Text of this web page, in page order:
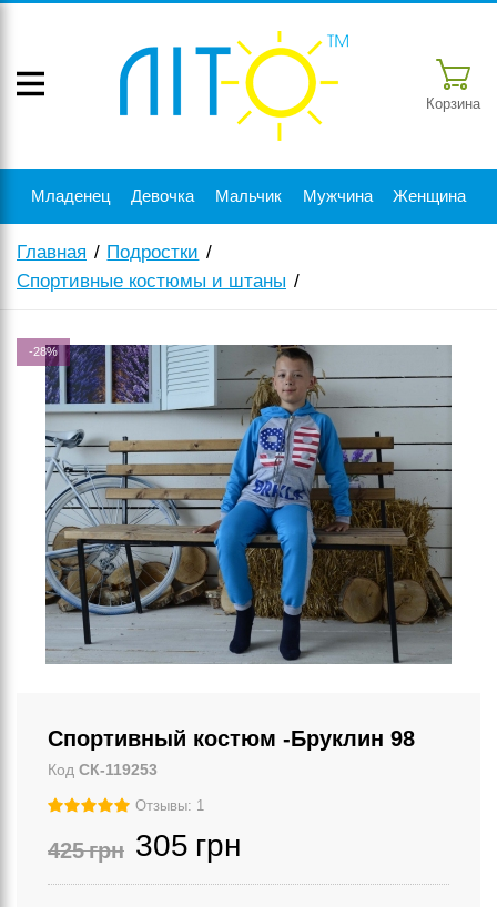
Корзина
Младенец Девочка Мальчик Мужчина Женщина
Главная
Подростки
Спортивные костюмы и штаны
-28%
Спортивный костюм -Бруклин 98
Код СК-119253
Отзывы: 1
425грн 305 грн